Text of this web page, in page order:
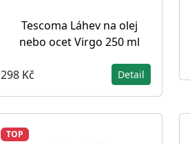
Tescoma Láhev na olej
nebo ocet Virgo 250 ml
298 Kč Detail
TOP